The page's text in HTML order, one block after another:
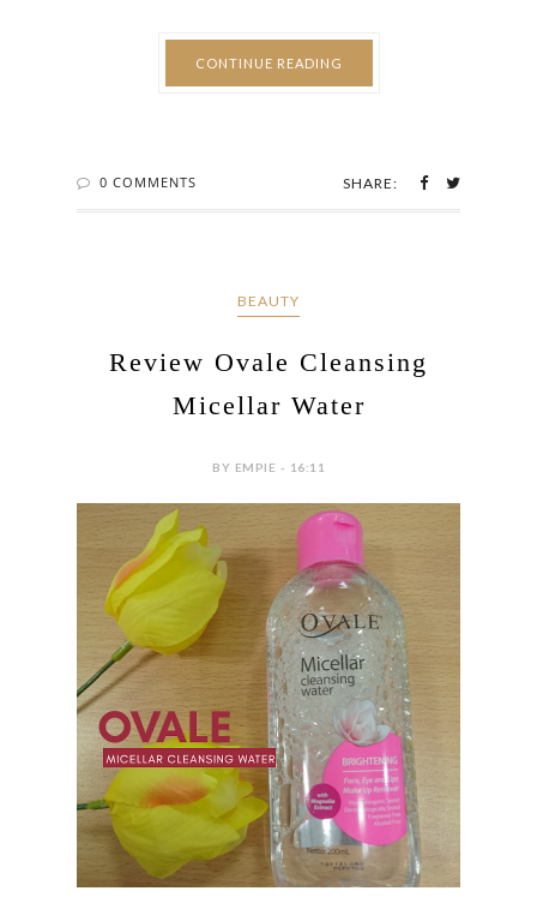
CONTINUE READING
0 COMMENTS SHARE:
BEAUTY
Review Ovale Cleansing
Micellar Water
BY EMPIE - 16:11